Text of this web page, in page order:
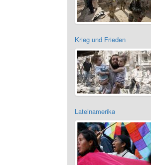
Krieg und Frieden
Lateinamerika